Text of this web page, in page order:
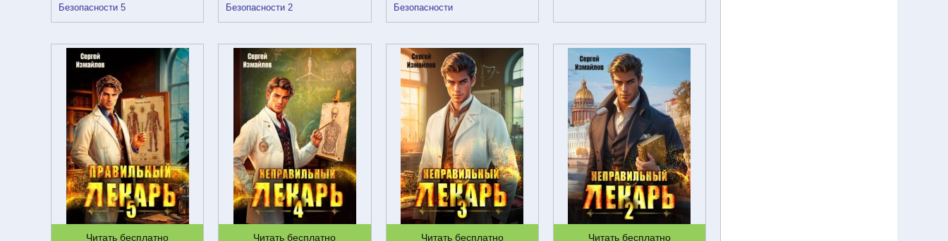
Безопасности 5
Безопасности 2
Безопасности
Читать бесплатно Читать бесплатно Читать бесплатно Читать бесплатно